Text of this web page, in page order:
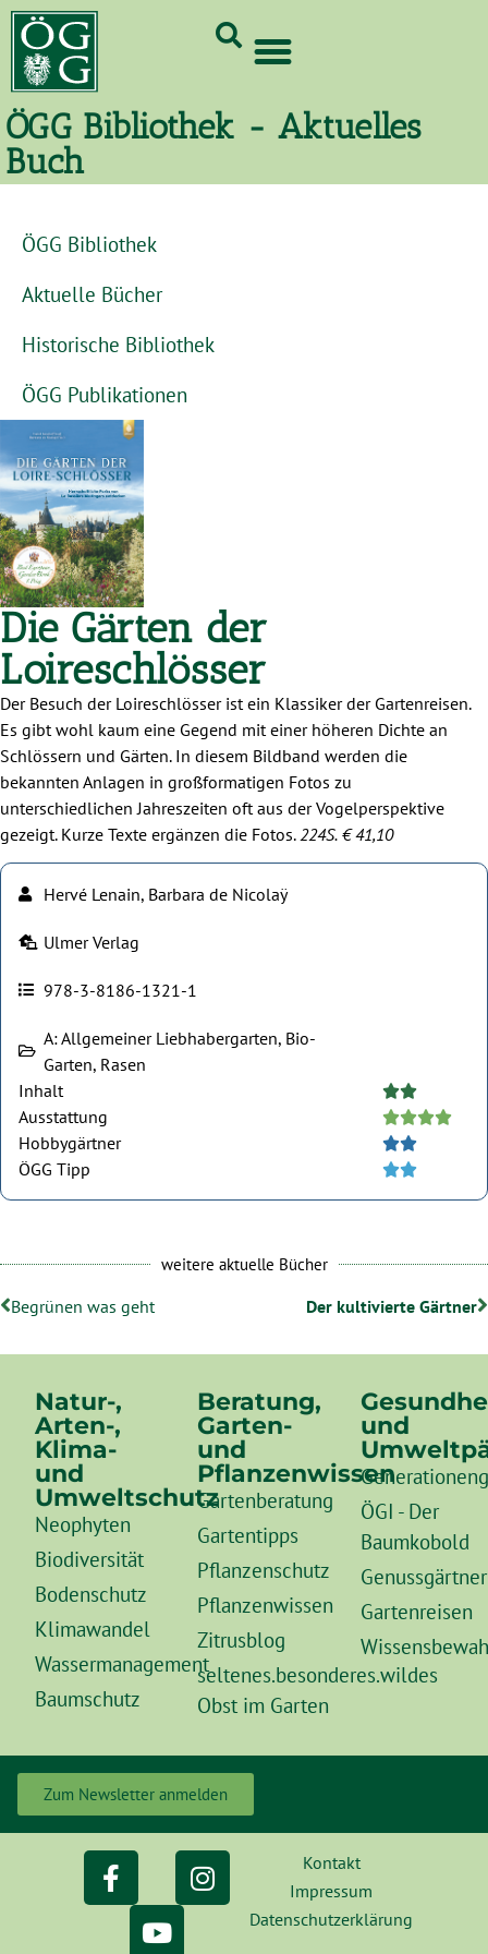
ÖGG Bibliothek - Aktuelles
Buch
ÖGG Bibliothek
Aktuelle Bücher
Historische Bibliothek
ÖGG Publikationen
Die Gärten der
Loireschlösser
Der Besuch der Loireschlösser ist ein Klassiker der Gartenreisen.
Es gibt wohl kaum eine Gegend mit einer höheren Dichte an
Schlössern und Gärten. In diesem Bildband werden die
bekannten Anlagen in großformatigen Fotos zu
unterschiedlichen Jahreszeiten oft aus der Vogelperspektive
gezeigt. Kurze Texte ergänzen die Fotos. 224S. € 41,10
Hervé Lenain, Barbara de Nicolaÿ
Ulmer Verlag
978-3-8186-1321-1
A: Allgemeiner Liebhabergarten, Bio-
Garten, Rasen
Inhalt

Ausstattung 
Hobbygärtner 
ÖGG Tipp 
weitere aktuelle Bücher
Begrünen was geht Der kultivierte Gärtner
Natur-,
Arten-,
Klima-
und
Umweltschutz
Neophyten
Biodiversität
Bodenschutz
Klimawandel
Wassermanagement
Baumschutz
Beratung,
Garten-
und
Pflanzenwissen
Gartenberatung
Gartentipps
Pflanzenschutz
Pflanzenwissen
Zitrusblog
seltenes.besonderes.wildes
Obst im Garten
und
ÖGI - Der
Baumkobold
Gartenreisen
Zum Newsletter anmelden
Kontakt
Impressum
Datenschutzerklärung